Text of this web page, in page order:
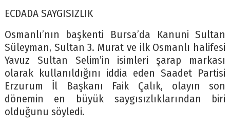
ECDADA SAYGISIZLIK
Osmanlı’nın başkenti Bursa’da Kanuni Sultan
Süleyman, Sultan 3. Murat ve ilk Osmanlı halifesi
Yavuz Sultan Selim’in isimleri şarap markası
olarak kullanıldığını iddia eden Saadet Partisi
Erzurum İl Başkanı Faik Çalık, olayın son
dönemin en büyük saygısızlıklarından biri
olduğunu söyledi.